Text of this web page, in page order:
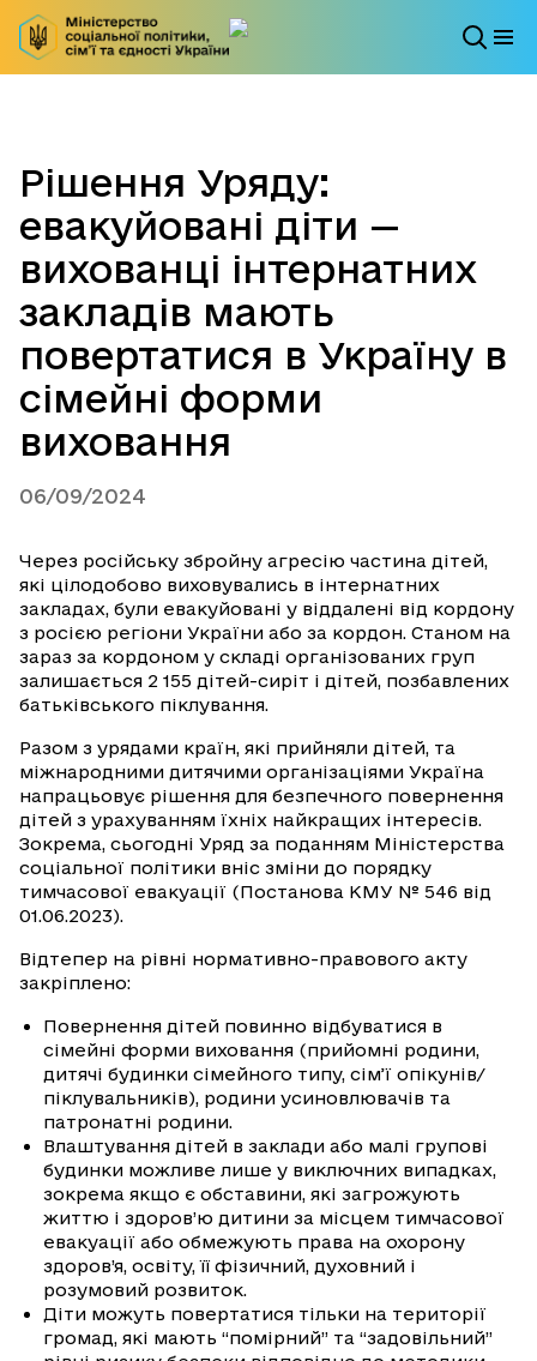
Рішення Уряду:
евакуйовані діти —
вихованці інтернатних
закладів мають
повертатися в Україну в
сімейні форми
виховання
06/09/2024
Через російську збройну агресію частина дітей,
які цілодобово виховувались в інтернатних
закладах, були евакуйовані у віддалені від кордону
з росією регіони України або за кордон. Станом на
зараз за кордоном у складі організованих груп
залишається 2 155 дітей-сиріт і дітей, позбавлених
батьківського піклування.
Разом з урядами країн, які прийняли дітей, та
міжнародними дитячими організаціями Україна
напрацьовує рішення для безпечного повернення
дітей з урахуванням їхніх найкращих інтересів.
Зокрема, сьогодні Уряд за поданням Міністерства
соціальної політики вніс зміни до порядку
тимчасової евакуації (Постанова КМУ № 546 від
01.06.2023).
Відтепер на рівні нормативно-правового акту
закріплено:
Повернення дітей повинно відбуватися в
сімейні форми виховання (прийомні родини,
дитячі будинки сімейного типу, сім’ї опікунів/
піклувальників), родини усиновлювачів та
патронатні родини.
Влаштування дітей в заклади або малі групові
будинки можливе лише у виключних випадках,
зокрема якщо є обставини, які загрожують
життю і здоров’ю дитини за місцем тимчасової
евакуації або обмежують права на охорону
здоров’я, освіту, її фізичний, духовний і
розумовий розвиток.
Діти можуть повертатися тільки на території
громад, які мають “помірний” та “задовільний”